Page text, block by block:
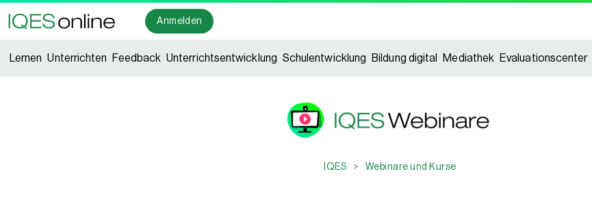
Anmelden
Lernen Unterrichten Feedback Unterrichtsentwicklung Schulentwicklung Bildung digital Mediathek Evaluationscenter
IQES > Webinare und Kurse